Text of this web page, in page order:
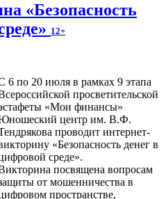
«Безопасность
12+
6 по 20 июля в рамках 9 этапа
просветительской
«Мои финансы»
центр им. В.Ф.
проводит интернет-
«Безопасность денег в
среде».
посвящена вопросам
от мошенничества в
пространстве,